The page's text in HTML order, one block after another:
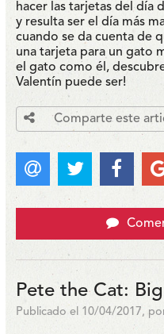
hacer las tarjetas del día
y resulta ser el día más
cuando se da cuenta de
una tarjeta para un gato
el gato como él,
Valentín puede ser!
Comparte este
Pete the Cat:
Publicado el 10/04/2017,